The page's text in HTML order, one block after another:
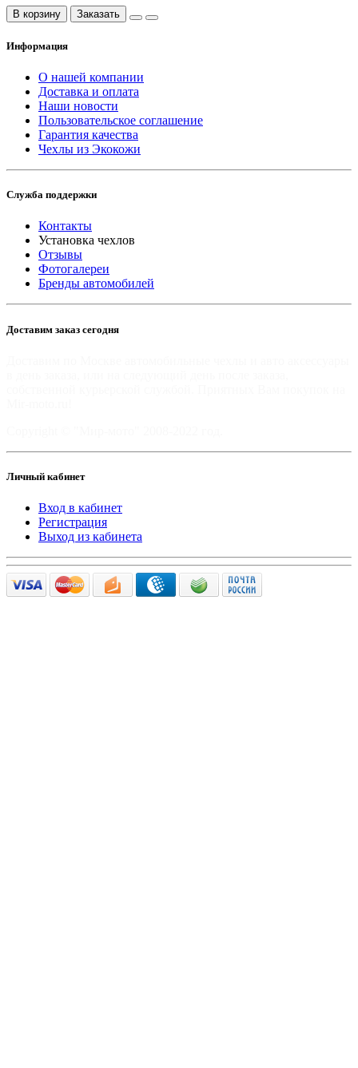
В корзину Заказать
Информация
О нашей компании
Доставка и оплата
Наши новости
Пользовательское соглашение
Гарантия качества
Чехлы из Экокожи
Служба поддержки
Контакты
Установка чехлов
Отзывы
Фотогалереи
Бренды автомобилей
Доставим заказ сегодня
Личный кабинет
Вход в кабинет
Регистрация
Выход из кабинета